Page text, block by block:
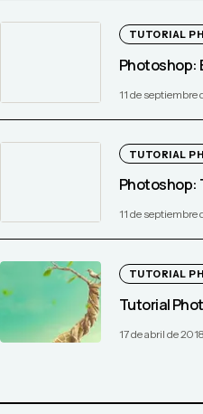
TUTORIAL
Photoshop:
11 de septiembre
TUTORIAL
Photoshop:
11 de septiembre
TUTORIAL
Tutorial
17 de abril de 2018